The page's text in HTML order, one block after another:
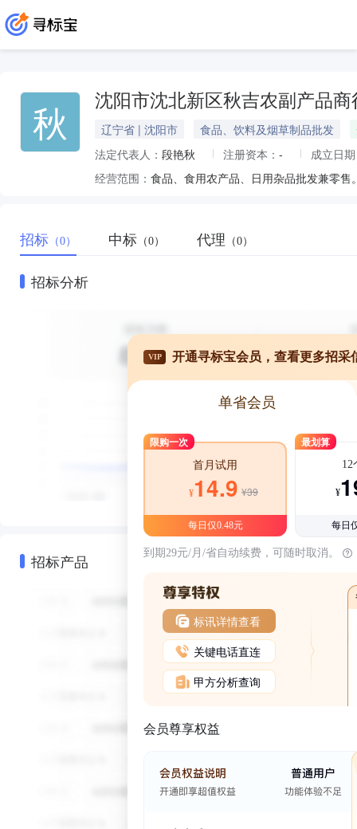
秋 沈阳市沈北新区秋吉农副产品商
辽宁省 | 沈阳市 食品、饮料及烟草制品批发
法定代表人： 段艳秋 注册资本： -
成立日
经营范围： 食品、食用农产品、日用杂品批发兼零售
招标 （0） 中标 （0） 代理 （0）
招标分析
招标产品
VIP 开通寻标宝会员，查看更多招采
单省会员
限购一次
首月试用
¥14.9 ¥39
每日仅0.48元
最划算
12
¥
每日
到期29元/月/省自动续费，可随时取消。
标讯详情查看
关键电话直连
甲方分析查询
会员尊享权益